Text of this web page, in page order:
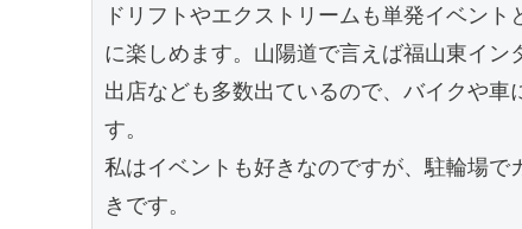
ドリフトやエクストリームも単発イベン
に楽しめます。山陽道で言えば福山東イン
出店なども多数出ているので、バイクや
す。
私はイベントも好きなのですが、駐輪場
きです。